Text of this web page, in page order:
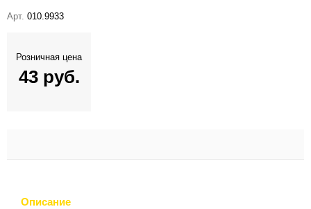
Арт. 010.9933
Розничная цена
43 руб.
Описание